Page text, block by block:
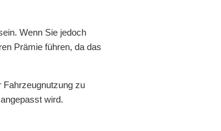
Wenn Sie jedoch
Prämie führen, da das
Fahrzeugnutzung zu
wird.